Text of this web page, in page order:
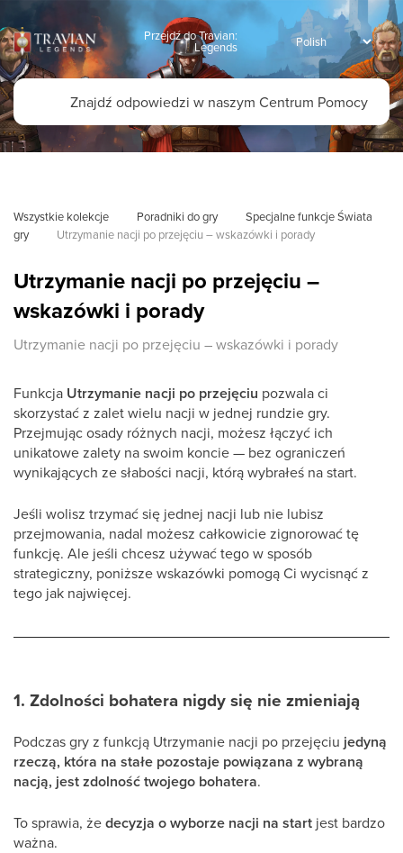
Przejdź do Travian:
Legends
Wszystkie kolekcje Poradniki do gry
Specjalne funkcje Świata
gry
Utrzymanie nacji po przejęciu – wskazówki i porady
Utrzymanie nacji po przejęciu –
wskazówki i porady
Utrzymanie nacji po przejęciu – wskazówki i porady
Funkcja Utrzymanie nacji po przejęciu pozwala ci
skorzystać z zalet wielu nacji w jednej rundzie gry.
Przejmując osady różnych nacji, możesz łączyć ich
unikatowe zalety na swoim koncie — bez ograniczeń
wynikających ze słabości nacji, którą wybrałeś na start.
Jeśli wolisz trzymać się jednej nacji lub nie lubisz
przejmowania, nadal możesz całkowicie zignorować tę
funkcję. Ale jeśli chcesz używać tego w sposób
strategiczny, poniższe wskazówki pomogą Ci wycisnąć z
tego jak najwięcej.
1. Zdolności bohatera nigdy się nie zmieniają
Podczas gry z funkcją Utrzymanie nacji po przejęciu jedyną
rzeczą, która na stałe pozostaje powiązana z wybraną
nacją, jest zdolność twojego bohatera.
To sprawia, żedecyzja o wyborze nacji na start jest bardzo
ważna.